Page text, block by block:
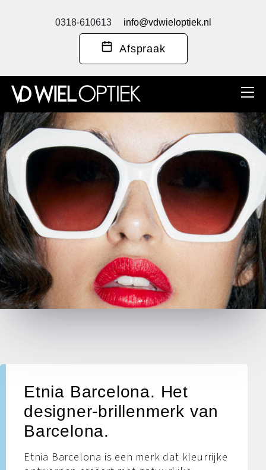
0318-610613 info@vdwieloptiek.nl
Afspraak
Etnia Barcelona. Het
designer-brillenmerk van
Barcelona.
Etnia Barcelona is een merk dat kleurrijke